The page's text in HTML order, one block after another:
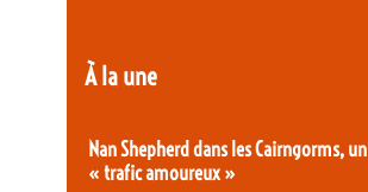
À la une
Nan Shepherd dans les Cairngorms, un
« trafic amoureux »